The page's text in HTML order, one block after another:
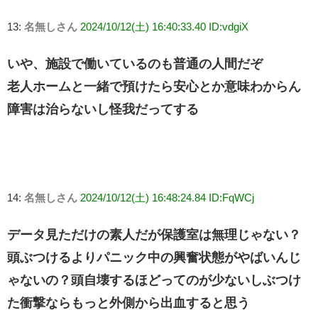
13: 名無しさん 2024/10/12(土) 16:40:33.40 ID:vdgiX
いや、施設で働いているのも普通の人間だぞ
老人ホームと一緒で預けたら安心とか意味わからん
障害は治らないし怪我だってする
14: 名無しさん 2024/10/12(土) 16:48:24.84 ID:FqWCj
データ見ただけの素人だが保護室は無理じゃない？
頭ぶつけるよりパニック中の興奮状態がやばいんじ
ゃないの？頭自壊するほどってのが少ないしぶつけ
た衝撃ならもっと外側から出血すると思う